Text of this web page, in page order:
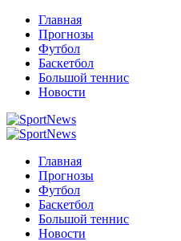
Перейти
содержимому
Главная
Прогнозы
Футбол
Баскетбол
Большой теннис
Новости
Primary
Главная
Прогнозы
Футбол
Баскетбол
Большой теннис
Новости